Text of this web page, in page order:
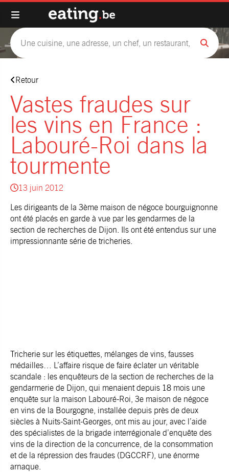
Retour
Vastes fraudes sur
les vins en France :
Labouré-Roi dans la
tourmente
13 juin 2012
Les dirigeants de la 3ème maison de négoce bourguignonne
ont été placés en garde à vue par les gendarmes de la
section de recherches de Dijon. Ils ont été entendus sur une
impressionnante série de tricheries.
Tricherie sur les étiquettes, mélanges de vins, fausses
médailles… L’affaire risque de faire éclater un véritable
scandale : les enquêteurs de la section de recherches de la
gendarmerie de Dijon, qui menaient depuis 18 mois une
enquête sur la maison Labouré-Roi, 3e maison de négoce
en vins de la Bourgogne, installée depuis près de deux
siècles à Nuits-Saint-Georges, ont mis au jour, avec l’aide
des spécialistes de la brigade interrégionale d’enquête des
vins de la direction de la concurrence, de la consommation
et de la répression des fraudes (DGCCRF), une énorme
arnaque.